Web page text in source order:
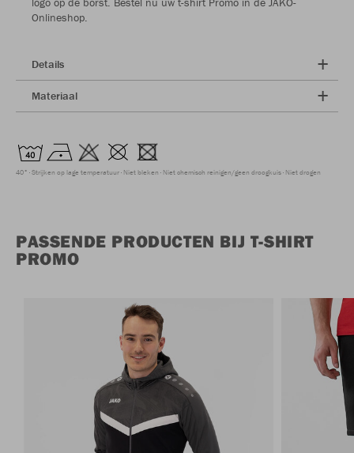
Onlineshop.
Details
Materiaal
40° Strijken op lage temperatuur Niet bleken Niet chemisch reinigen/geen droogkuis Niet drogen
PASSENDE PRODUCTEN BIJ T-SHIRT
PROMO